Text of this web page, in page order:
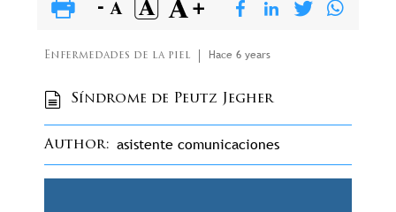
Enfermedades de la piel Hace 6 years
Síndrome de Peutz Jegher
Author asistente comunicaciones